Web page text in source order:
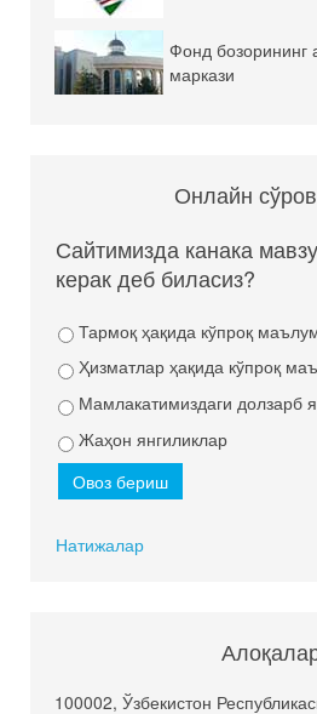
Фонд бозорининг
маркази
Онлайн
Сайтимизда канака
керак деб биласиз?
Тармоқ ҳақида кўпроқ
Ҳизматлар ҳақида кўпроқ
Мамлакатимиздаги долзарб
Жаҳон янгиликлар
Натижалар
100002, Ўзбекистон